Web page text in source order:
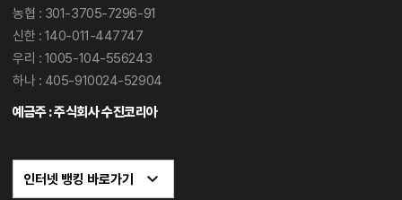
농협 : 301-3705-7296-91
신한 : 140-011-447747
우리 : 1005-104-556243
하나 : 405-910024-52904
예금주 : 주식회사 수진코리아